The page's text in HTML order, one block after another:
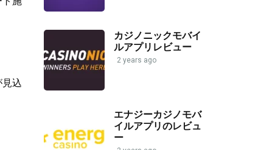
込
カジノニックモバイ
ルアプリレビュー
2 years ago
エナジーカジノモバ
イルアプリのレビュ
ー